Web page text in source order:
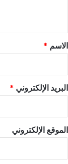
*
الاسم *
البريد الإلكتروني *
الموقع الإلكتروني